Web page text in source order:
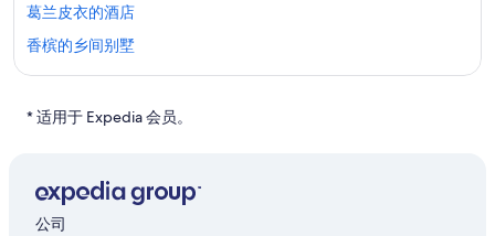
葛兰皮衣的酒店
香槟的乡间别墅
香槟的酒店
香槟的私人度假屋
位于兰斯的Hilton Hotels
西耶里的酒店
* 适用于 Expedia 会员。
公司